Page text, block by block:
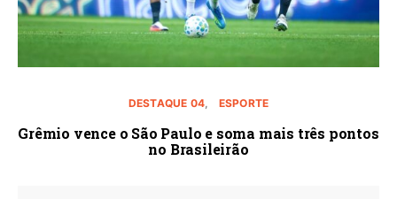
DESTAQUE 04 ESPORTE
Grêmio vence o São Paulo e soma mais três pontos
no Brasileirão